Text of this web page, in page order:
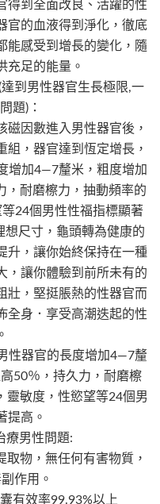
得到全面改良、活躍的性
官的血液得到淨化，徹底
能感受到增長的變化，隨
充足的能量。
到男性器官生長極限,一
題)：
磁因數進入男性器官後，
組，器官達到恆定增長，
增加4—7釐米，粗度增加
，耐磨檫力，抽動頻率的
24個男性性福指標顯著
尺寸，龜頭轉為健康的
升，讓你始終保持在一種
，讓你體驗到前所未有的
壯，堅挺脹熱的性器官而
全身．享受高潮迭起的性
性器官的長度增加4—7釐
50％，持久力，耐磨檫
靈敏度，性慾望等24個男
提高。
療男性問題:
物，無任何有害物質，
作用。
有效率99.93%以上